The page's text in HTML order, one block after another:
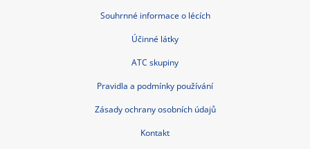
Souhrnné informace o lécích
Účinné látky
ATC skupiny
Pravidla a podmínky používání
Zásady ochrany osobních údajů
Kontakt